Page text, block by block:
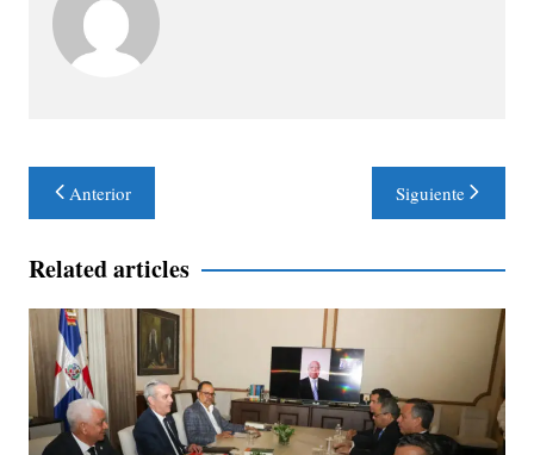
Navegación
de
entradas
Anterior Siguiente
Related articles